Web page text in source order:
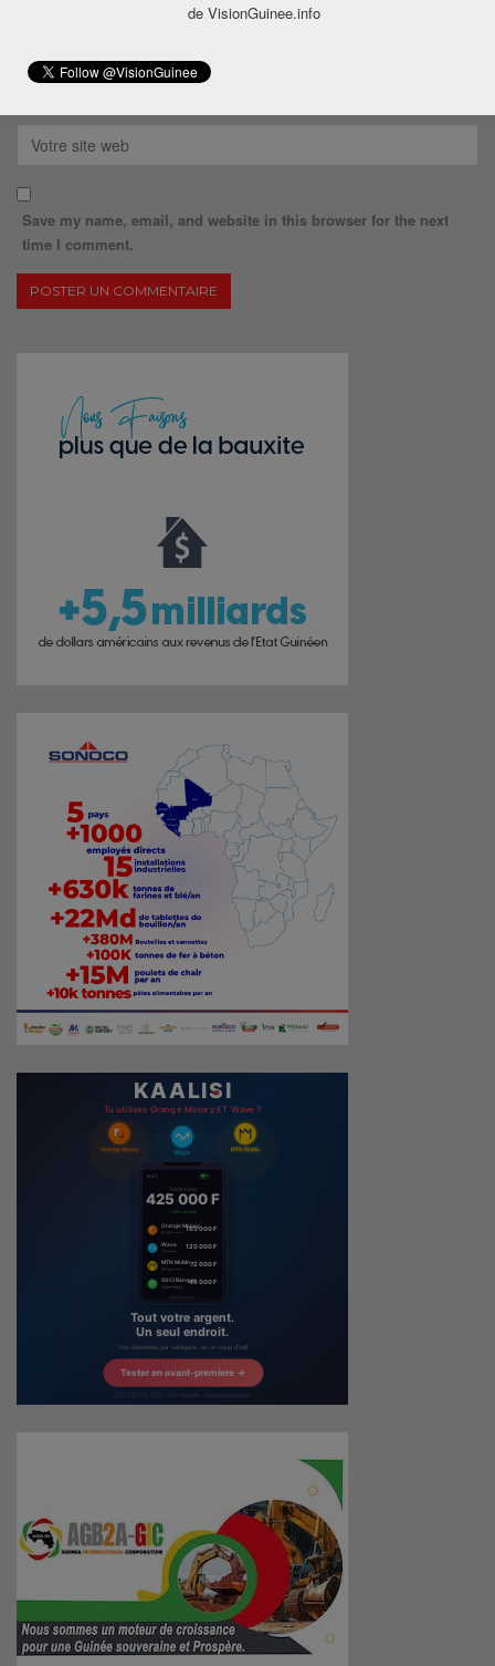
Save my name, email, and website in this browser for the next
time I comment.
de VisionGuinee.info